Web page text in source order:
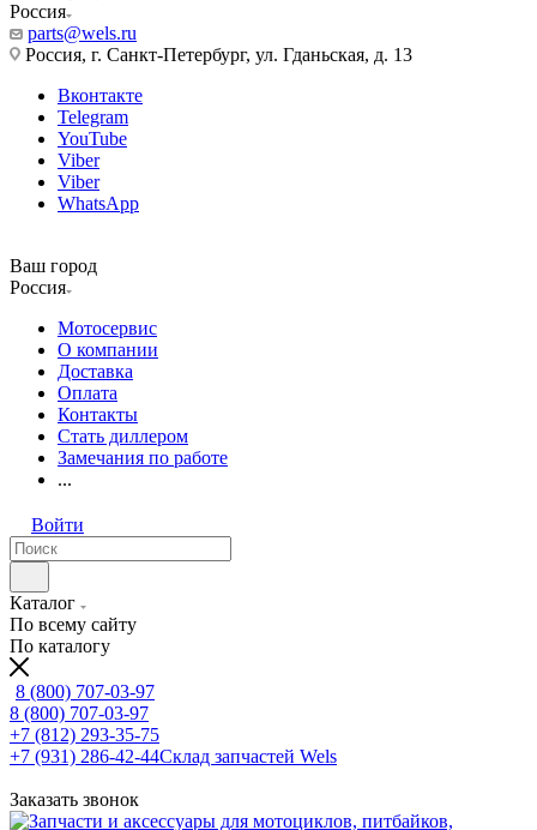
Россия
parts@wels.ru
Россия, г. Санкт-Петербург, ул. Гданьская, д. 13
Вконтакте
Telegram
YouTube
Viber
Viber
WhatsApp
Ваш город
Россия
Мотосервис
О компании
Доставка
Оплата
Контакты
Стать диллером
Замечания по работе
...
Войти
Каталог
По всему сайту
По каталогу
8 (800) 707-03-97
8 (800) 707-03-97
+7 (812) 293-35-75
+7 (931) 286-42-44Склад запчастей Wels
Заказать звонок